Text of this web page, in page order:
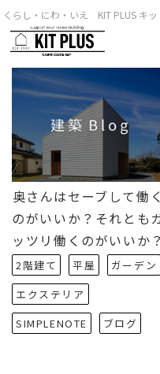
くらし・にわ・いえ KIT PLUS キッ
奥さんはセーブして働く
のがいいか？それとも
ッツリ働くのがいいか？
2階建て 平屋
ガーデン
エクステリア
SIMPLENOTE
ブログ